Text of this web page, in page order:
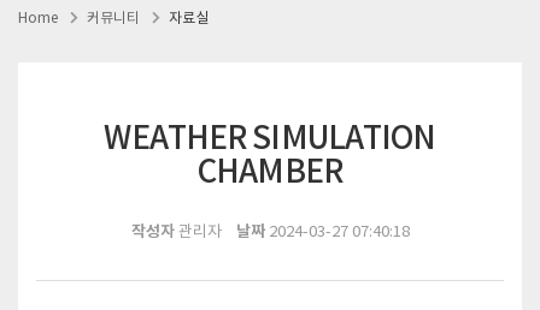
Home 커뮤니티 자료실
WEATHER SIMULATION
CHAMBER
작성자관리자 날짜2024-03-27 07:40:18